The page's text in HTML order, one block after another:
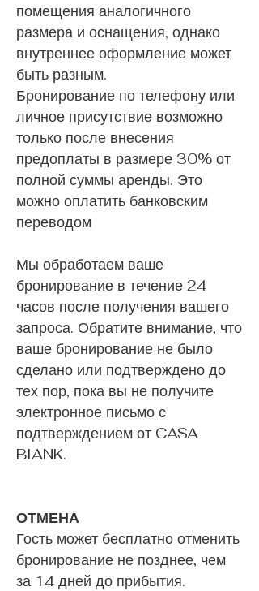
помещения аналогичного
размера и оснащения, однако
внутреннее оформление может
быть разным.
Бронирование по телефону или
личное присутствие возможно
только после внесения
предоплаты в размере 30% от
полной суммы аренды. Это
можно оплатить банковским
переводом
Мы обработаем ваше
бронирование в течение 24
часов после получения вашего
запроса. Обратите внимание, что
ваше бронирование не было
сделано или подтверждено до
тех пор, пока вы не получите
электронное письмо с
подтверждением от CASA
BIANK.
ОТМЕНА
Гость может бесплатно отменить
бронирование не позднее, чем
за 14 дней до прибытия.